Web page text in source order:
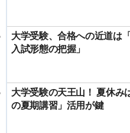
大学受験、合格への近道は
入試形態の把握」
大学受験の天王山！ 夏休み
の夏期講習」活用が鍵